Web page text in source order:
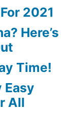
2021
Here’s
Time!
Easy
All